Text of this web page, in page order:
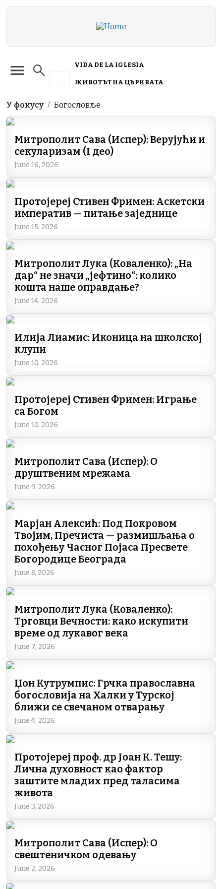
Skip to main content
VIDA DE LA IGLESIA
ЖИВОТЪТ НА ЦЪРКВАТА
Breadcrumb
У фокусу Богословље
Митрополит Сава (Испер): Верујући и
секуларизам (I део)
June 16, 2026
Протојереј Стивен Фримен: Аскетски
императив — питање заједнице
June 15, 2026
Митрополит Лука (Коваленко): „На
дар“ не значи „јефтино“: колико
кошта наше оправдање?
June 14, 2026
Илија Лиамис: Иконица на школској
клупи
June 10, 2026
Протојереј Стивен Фримен: Играње
са Богом
June 10, 2026
Митрополит Сава (Испер): О
друштвеним мрежама
June 9, 2026
Марјан Алексић: Под Покровом
Твојим, Пречиста — размишљања о
похођењу Часног Појаса Пресвете
Богородице Београда
June 8, 2026
Митрополит Лука (Коваленко):
Трговци Вечности: како искупити
време од лукавог века
June 7, 2026
Џон Кутрумпис: Грчка православна
богословија на Халки у Турској
ближи се свечаном отварању
June 4, 2026
Протојереј проф. др Јоан К. Тешу:
Лична духовност као фактор
заштите младих пред таласима
живота
June 3, 2026
Митрополит Сава (Испер): О
свештеничком одевању
June 2, 2026